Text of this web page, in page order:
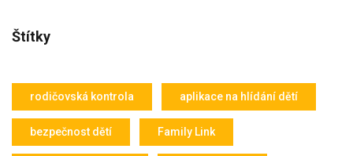
Štítky
rodičovská kontrola aplikace na hlídání dětí
bezpečnost dětí Family Link